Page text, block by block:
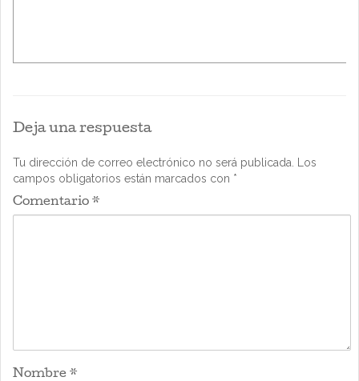
Deja una respuesta
Tu dirección de correo electrónico no será publicada.
Los
campos obligatorios están marcados con *
Comentario *
Nombre *